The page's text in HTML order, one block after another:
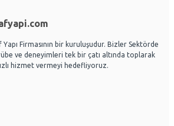
Firmasının bir kuruluşudur. Bizler Sektörde
ve deneyimleri tek bir çatı altında toplarak
hizmet vermeyi hedefliyoruz.